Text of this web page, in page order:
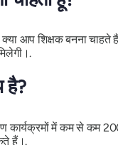
आप शिक्षक बनना चाहते
है?
कार्यक्रमों में कम से कम
हैं।.